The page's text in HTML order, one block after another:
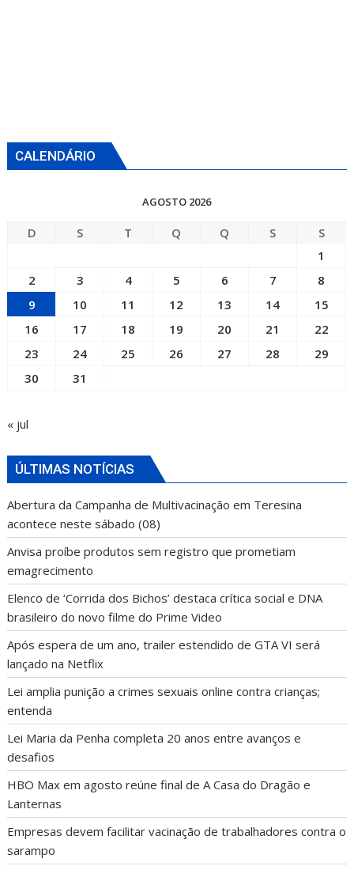
CALENDÁRIO
AGOSTO 2026
D S T Q Q S
S
1
2
3 4 5 6 7
8
9
10 11 12 13 14
15
16
17 18 19 20 21
22
23
24 25 26 27 28
29
30
31
« jul
ÚLTIMAS NOTÍCIAS
Abertura da Campanha de Multivacinação em Teresina
acontece neste sábado (08)
Anvisa proíbe produtos sem registro que prometiam
emagrecimento
Elenco de ‘Corrida dos Bichos’ destaca crítica social e DNA
brasileiro do novo filme do Prime Video
Após espera de um ano, trailer estendido de GTA VI será
lançado na Netflix
Lei amplia punição a crimes sexuais online contra crianças;
entenda
Lei Maria da Penha completa 20 anos entre avanços e
desafios
HBO Max em agosto reúne final de A Casa do Dragão e
Lanternas
Empresas devem facilitar vacinação de trabalhadores contra o
sarampo